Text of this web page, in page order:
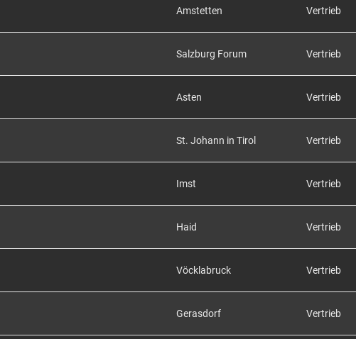
Amstetten Vertrieb
Salzburg Forum Vertrieb
Asten Vertrieb
St. Johann in Tirol Vertrieb
Imst Vertrieb
Haid Vertrieb
Vöcklabruck Vertrieb
Gerasdorf Vertrieb